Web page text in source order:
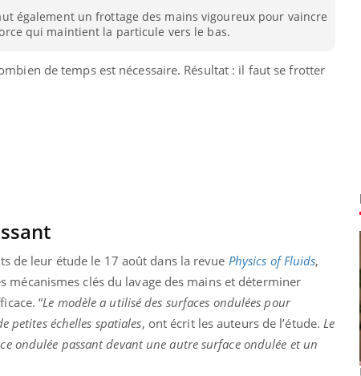
également un frottage des mains vigoureux pour vaincre
qui maintient la particule vers le bas.
de temps est nécessaire. Résultat : il faut se frotter
de leur étude le 17 août dans la revue Physics of Fluids,
clés du lavage des mains et déterminer
“Le modèle a utilisé des surfaces ondulées pour
petites échelles spatiales, ont écrit les auteurs de l’étude. Le
ondulée passant devant une autre surface ondulée et un